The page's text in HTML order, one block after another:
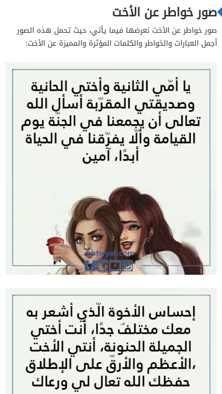
صور خواطر عن الأخت
صور خواطر عن الأخت نعرضها فيما يأتي، حيث تحمل هذه الصور
أجمل العبارات والخواطر والكلمات المؤثرة والمميزة عن الأخت: